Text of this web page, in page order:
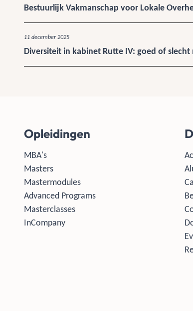
Bestuurlijk Vakmanschap voor Lokale
11 december 2025
Diversiteit in kabinet Rutte IV: goed of slecht
Opleidingen
MBA's
Masters
Mastermodules
Advanced Programs
Masterclasses
InCompany